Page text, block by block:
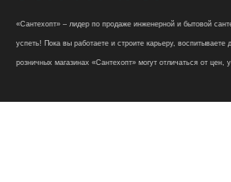
«Сантехопт» – лидер по продаже инженерной и бытовой
успеть! Пока вы работаете и строите карьеру,
розничных магазинах «Сантехопт» могут отличаться от цен,